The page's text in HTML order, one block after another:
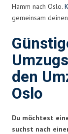
Hamm nach Oslo.
gemeinsam
den
Oslo
Du möchtest
suchst nach